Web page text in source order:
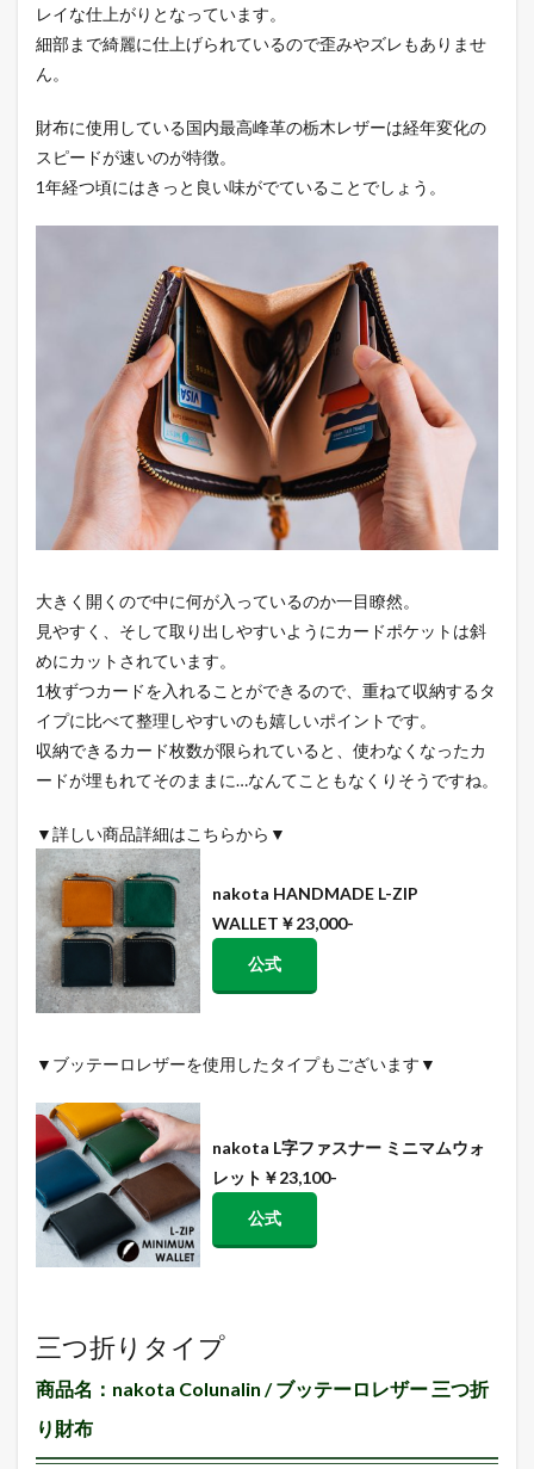
レイな仕上がりとなっています。
細部まで綺麗に仕上げられているので歪みやズレもありませ
ん。
財布に使用している国内最高峰革の栃木レザーは経年変化の
スピードが速いのが特徴。
1年経つ頃にはきっと良い味がでていることでしょう。
大きく開くので中に何が入っているのか一目瞭然。
見やすく、そして取り出しやすいようにカードポケットは斜
めにカットされています。
1枚ずつカードを入れることができるので、重ねて収納するタ
イプに比べて整理しやすいのも嬉しいポイントです。
収納できるカード枚数が限られていると、使わなくなったカ
ードが埋もれてそのままに…なんてこともなくりそうですね。
▼詳しい商品詳細はこちらから▼
nakota HANDMADE L-ZIP
WALLET￥23,000-
公式
▼ブッテーロレザーを使用したタイプもございます▼
nakota L字ファスナー ミニマムウォ
レット￥23,100-
公式
三つ折りタイプ
商品名：nakota Colunalin / ブッテーロレザー 三つ折
り財布